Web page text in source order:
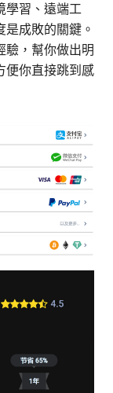
學習、遠端工
成敗的關鍵。
驗，幫你做出明
便你直接跳到感